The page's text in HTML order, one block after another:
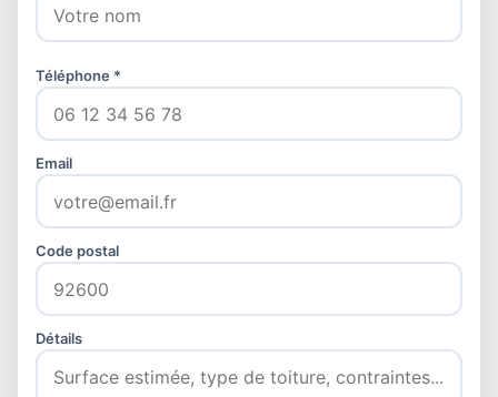
Téléphone *
Email
Code postal
Détails